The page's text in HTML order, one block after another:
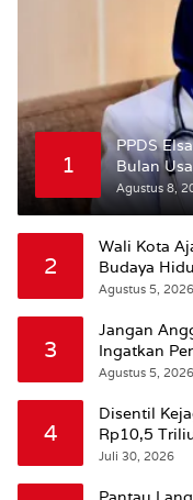
1
PPDS
Bulan
ke Pasien
Agustus 8,
2
Wali Kota
Budaya
Agustus 5, 2026
3
Jangan
Ingatkan
Agustus 5, 2026
4
Disentil
Rp10,5
Beri
Juli 30, 2026